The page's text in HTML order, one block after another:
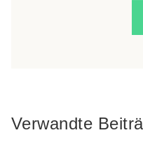
Verwandte